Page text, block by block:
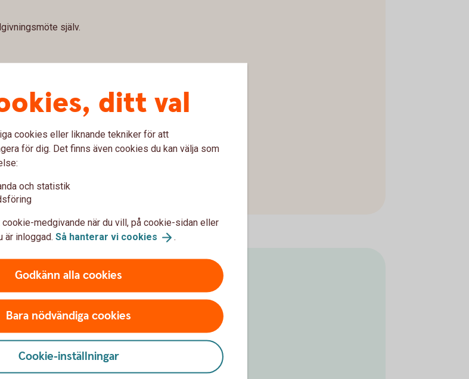
själv.
via Teams eller besöka ett
BankID – det är en
värdehandling
ditt val
cookies eller liknande tekniker för att
för dig. Det finns även cookies du kan välja som
och statistik
medgivande när du vill, på cookie-sidan eller
är inloggad. Så hanterar vi cookies .
Godkänn alla cookies
Bara nödvändiga cookies
Cookie-inställningar